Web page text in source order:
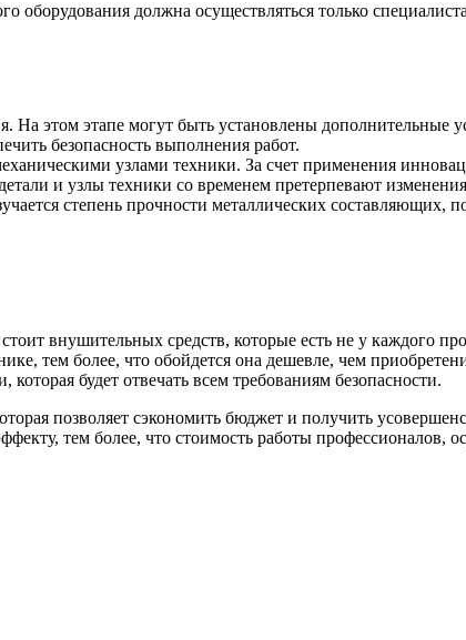
оборудования должна осуществляться только
На этом этапе могут быть установлены дополнительные
безопасность выполнения работ.
узлами техники. За счет применения
и узлы техники со временем претерпевают
степень прочности металлических составляющих,
внушительных средств, которые есть не у каждого
тем более, что обойдется она дешевле, чем
будет отвечать всем требованиям безопасности.
позволяет сэкономить бюджет и получить
тем более, что стоимость работы